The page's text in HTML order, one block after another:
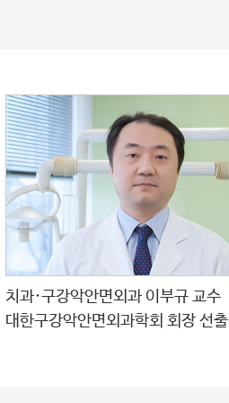
치과·구강악안면외과 이부규 교수
대한구강악안면외과학회 회장 선출